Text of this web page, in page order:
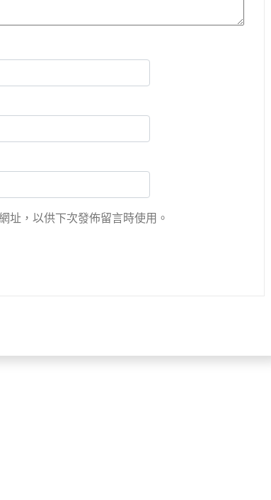
址，以供下次發佈留言時使用。